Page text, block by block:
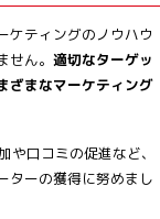
ケティングのノウハウ
ん。 適切なターゲッ
ざまなマーケティング
や口コミの促進など、
ターの獲得に努めまし